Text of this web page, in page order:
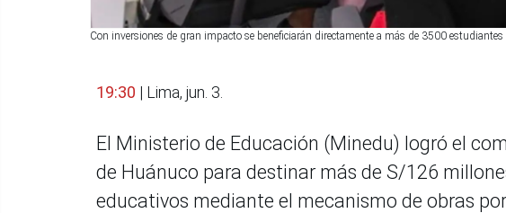
Con inversiones de gran impacto se beneficiarán directamente a más de 3500 estudiantes
19:30 | Lima, jun. 3.
El Ministerio de Educación (Minedu) logró el
de Huánuco para destinar más de S/126
educativos mediante el mecanismo de obras